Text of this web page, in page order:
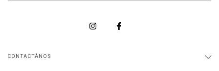
CONTACTÁNOS